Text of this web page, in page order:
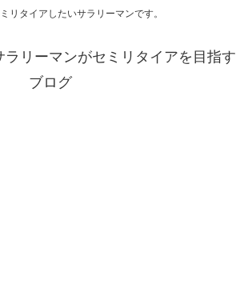
リタイアしたいサラリーマンです。
ラリーマンがセミリタイアを目指す
ブログ